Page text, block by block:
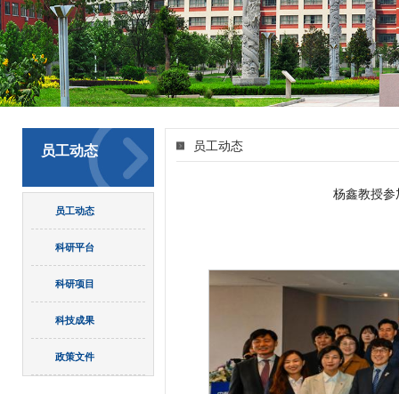
员工动态
员工动态
科研平台
科研项目
科技成果
政策文件
员工动态
杨鑫教授